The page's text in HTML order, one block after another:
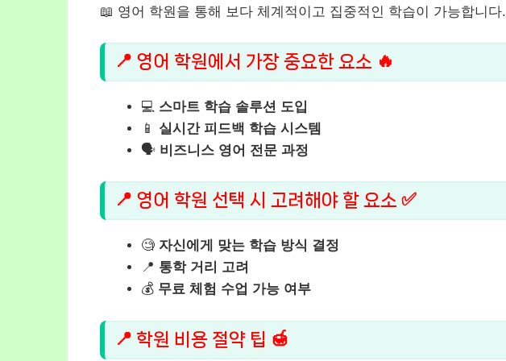
📖 영어 학원을 통해 보다 체계적이고 집중적인 학습이 가능합니다.
📍 영어 학원에서 가장 중요한 요소 🔥
💻 스마트 학습 솔루션 도입
📱 실시간 피드백 학습 시스템
🗣️ 비즈니스 영어 전문 과정
📍 영어 학원 선택 시 고려해야 할 요소 ✅
🧐 자신에게 맞는 학습 방식 결정
📍 통학 거리 고려
💰 무료 체험 수업 가능 여부
📍 학원 비용 절약 팁 🍯